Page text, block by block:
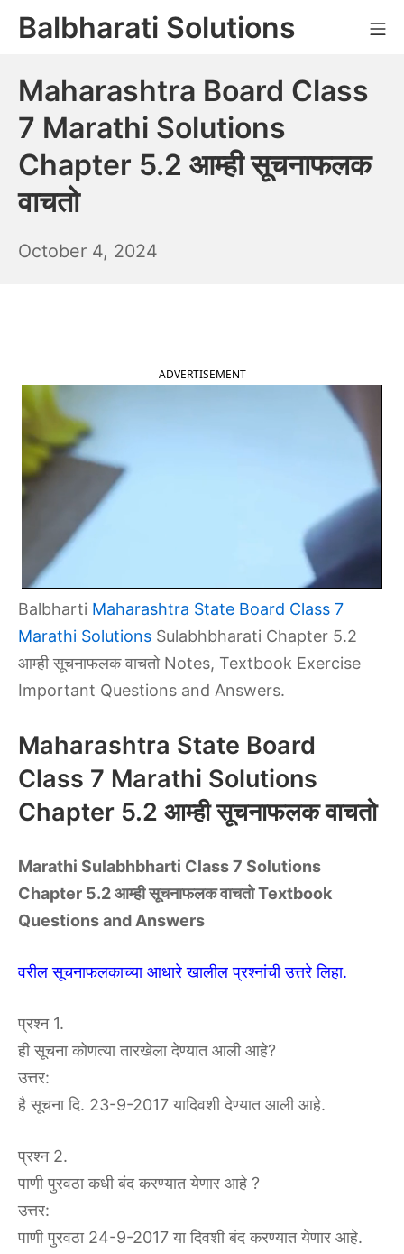
SkipBalbharati Solutions
Maharashtra Board Class
7 Marathi Solutions
Chapter 5.2 आम्ही सूचनाफलक
वाचतो
October 4, 2024
ADVERTISEMENT
Balbharti Maharashtra State Board Class 7
Marathi Solutions Sulabhbharati Chapter 5.2
आम्ही सूचनाफलक वाचतो Notes, Textbook Exercise
Important Questions and Answers.
Maharashtra State Board
Class 7 Marathi Solutions
Chapter 5.2 आम्ही सूचनाफलक वाचतो
Marathi Sulabhbharti Class 7 Solutions
Chapter 5.2 आम्ही सूचनाफलक वाचतो Textbook
Questions and Answers
वरील सूचनाफलकाच्या आधारे खालील प्रश्नांची उत्तरे लिहा.
प्रश्न 1.
ही सूचना कोणत्या तारखेला देण्यात आली आहे?
उत्तर:
है सूचना दि. 23-9-2017 यादिवशी देण्यात आली आहे.
प्रश्न 2.
पाणी पुरवठा कधी बंद करण्यात येणार आहे ?
उत्तर:
पाणी पुरवठा 24-9-2017 या दिवशी बंद करण्यात येणार आहे.